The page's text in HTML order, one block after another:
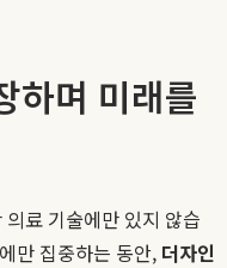
하며 미래를
료 기술에만 있지 않습
만 집중하는 동안, 더자인